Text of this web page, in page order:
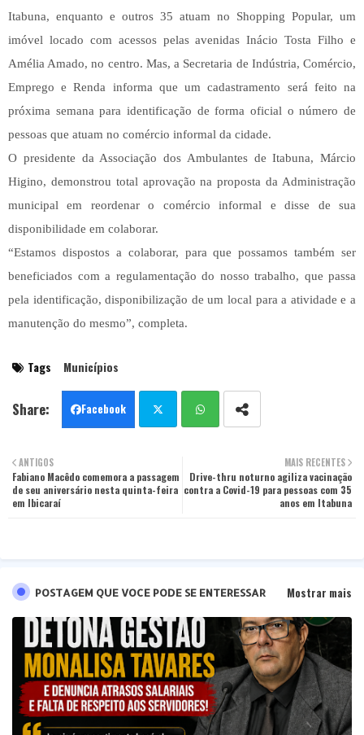
Itabuna, enquanto e outros 35 atuam no Shopping Popular, um
imóvel locado com acessos pelas avenidas Inácio Tosta Filho e
Amélia Amado, no centro. Mas, a Secretaria de Indústria, Comércio,
Emprego e Renda informa que um cadastramento será feito na
próxima semana para identificação de forma oficial o número de
pessoas que atuam no comércio informal da cidade.
O presidente da Associação dos Ambulantes de Itabuna, Márcio
Higino, demonstrou total aprovação na proposta da Administração
municipal em reordenar o comércio informal e disse de sua
disponibilidade em colaborar.
“Estamos dispostos a colaborar, para que possamos também ser
beneficiados com a regulamentação do nosso trabalho, que passa
pela identificação, disponibilização de um local para a atividade e a
manutenção do mesmo”, completa.
Tags Municípios
Facebook
ter tsa
MAIS RECENTES
Drive-thru noturno agiliza vacinação
contra a Covid-19 para pessoas com 35
anos em Itabuna
ANTIGOS
Fabiano Macêdo comemora a passagem
de seu aniversário nesta quinta-feira
em Ibicaraí
POSTAGEM QUE VOCE PODE SE ENTERESSAR Mostrar mais